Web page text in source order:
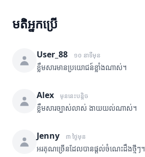
មតិអ្នកប្រើ
User_88 ១០ នាទីមុន
ខ្លឹមសារមានប្រយោជន៍ខ្លាំងណាស់។
Alex មុននេះបន្តិច
ខ្លឹមសារច្បាស់លាស់ ងាយយល់ណាស់។
Jenny ៣ ថ្ងៃមុន
អរគុណច្រើនដែលបានផ្តល់ចំណេះដឹងថ្មីៗ។